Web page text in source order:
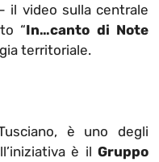
il video sulla centrale
“In…canto di Note
territoriale.
è uno degli
è il Gruppo